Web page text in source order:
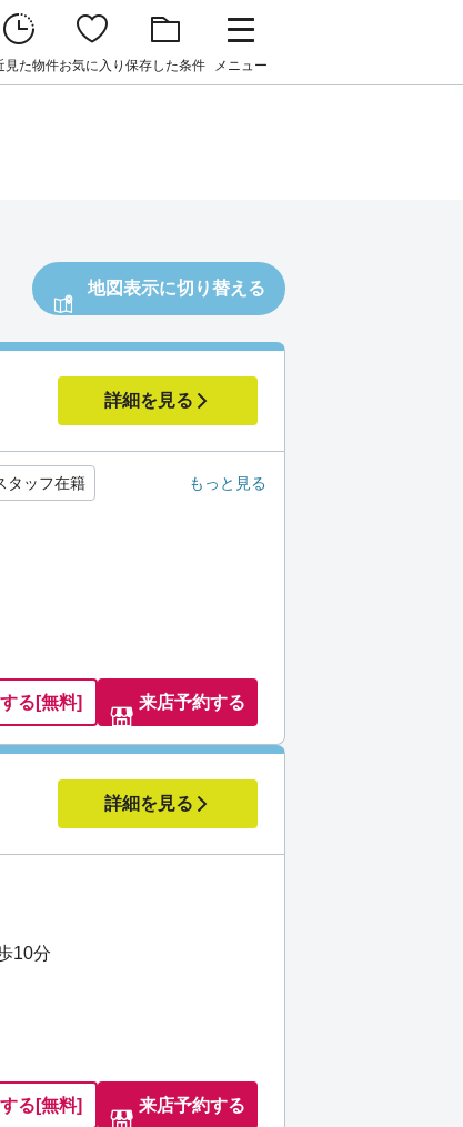
見た物件お気に入り 保存した条件 メニュー
詳細を見る
タッフ在籍 もっと見る
する [無料] 来店予約する
詳細を見る
10分
する [無料] 来店予約する
地図表示に切り替える